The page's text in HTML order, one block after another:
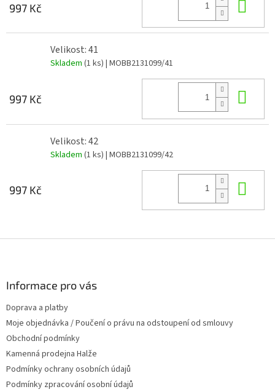
997 Kč
Velikost: 41
Skladem (1 ks) | MOBB2131099/41
997 Kč
Velikost: 42
Skladem (1 ks) | MOBB2131099/42
997 Kč
Informace pro vás
Doprava a platby
Moje objednávka / Poučení o právu na odstoupení od smlouvy
Obchodní podmínky
Kamenná prodejna Halže
Podmínky ochrany osobních údajů
Podmínky zpracování osobní údajů